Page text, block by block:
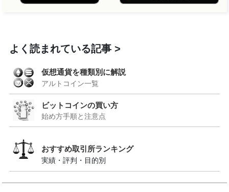
よく読まれている記事
仮想通貨を種類別に解説
アルトコイン一覧
ビットコインの買い方
始め方手順と注意点
おすすめ取引所ランキング
実績・評判・目的別